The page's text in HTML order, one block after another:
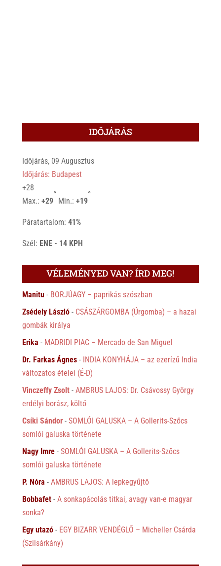
IDŐJÁRÁS
Időjárás, 09 Augusztus
Időjárás: Budapest
+28
Max.: +29
°
Min.: +19
°
Páratartalom: 41%
Szél: ENE - 14 KPH
VÉLEMÉNYED VAN? ÍRD MEG!
Manitu- BORJÚAGY – paprikás szószban
Zsédely László- CSÁSZÁRGOMBA (Úrgomba) – a hazai
gombák királya
Erika - MADRIDI PIAC – Mercado de San Miguel
Dr. Farkas Ágnes- INDIA KONYHÁJA – az ezerízű India
változatos ételei (É-D)
Vinczeffy Zsolt- AMBRUS LAJOS: Dr. Csávossy György
erdélyi borász, költő
Csíki Sándor- SOMLÓI GALUSKA – A Gollerits-Szőcs
somlói galuska története
Nagy Imre- SOMLÓI GALUSKA – A Gollerits-Szőcs
somlói galuska története
P. Nóra - AMBRUS LAJOS: A lepkegyűjtő
Bobbafet- A sonkapácolás titkai, avagy van-e magyar
sonka?
Egy utazó- EGY BIZARR VENDÉGLŐ – Micheller Csárda
(Szilsárkány)